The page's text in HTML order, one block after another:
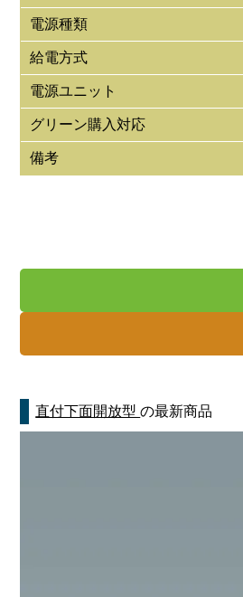
電源種類
給電方式
電源ユニット
グリーン購入対応
備考
直付下面開放型の最新商品